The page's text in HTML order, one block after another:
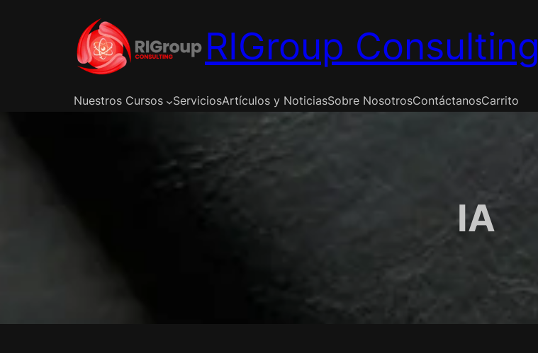
RIGroup Consulting
Nuestros Cursos ServiciosArtículos y NoticiasSobre NosotrosContáctanosCarrito
IA